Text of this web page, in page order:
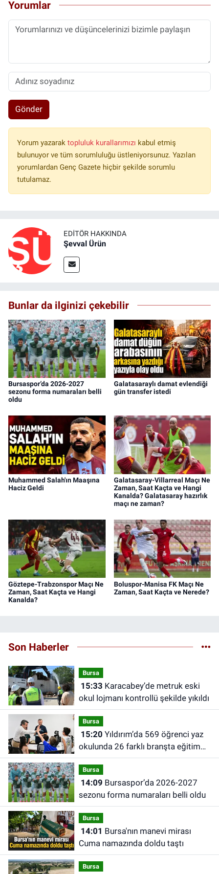
Yorumlar
Gönder
Yorum yazarak topluluk kurallarımızı kabul etmiş
bulunuyor ve tüm sorumluluğu üstleniyorsunuz. Yazılan
yorumlardan Genç Gazete hiçbir şekilde sorumlu
tutulamaz.
EDITÖR HAKKINDA
Şevval Ürün
Bunlar da ilginizi çekebilir
Bursaspor’da 2026-2027
sezonu forma numaraları belli
oldu
Galatasaraylı damat evlendiği
gün transfer istedi
Muhammed Salah'ın Maaşına
Haciz Geldi
Galatasaray-Villarreal Maçı Ne
Zaman, Saat Kaçta ve Hangi
Kanalda? Galatasaray hazırlık
maçı ne zaman?
Göztepe-Trabzonspor Maçı Ne
Zaman, Saat Kaçta ve Hangi
Kanalda?
Boluspor-Manisa FK Maçı Ne
Zaman, Saat Kaçta ve Nerede?
Son Haberler
Bursa
15:33
okul lojmanı kontrollü şekilde yıkıldı
Bursa
15:20
okulunda 26 farklı branşta eğitim
alıyor
Bursa
14:09
sezonu forma numaraları belli oldu
Bursa
14:01
Cuma namazında doldu taştı
Bursa